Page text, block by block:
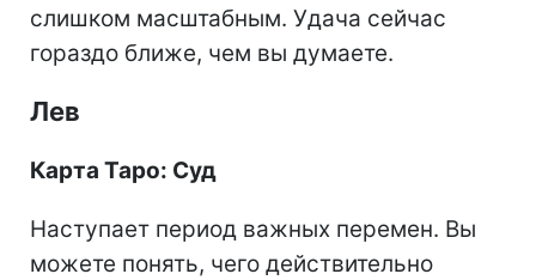
слишком масштабным. Удача сейчас
гораздо ближе, чем вы думаете.
Лев
Карта Таро: Суд
Наступает период важных перемен. Вы
можете понять, чего действительно